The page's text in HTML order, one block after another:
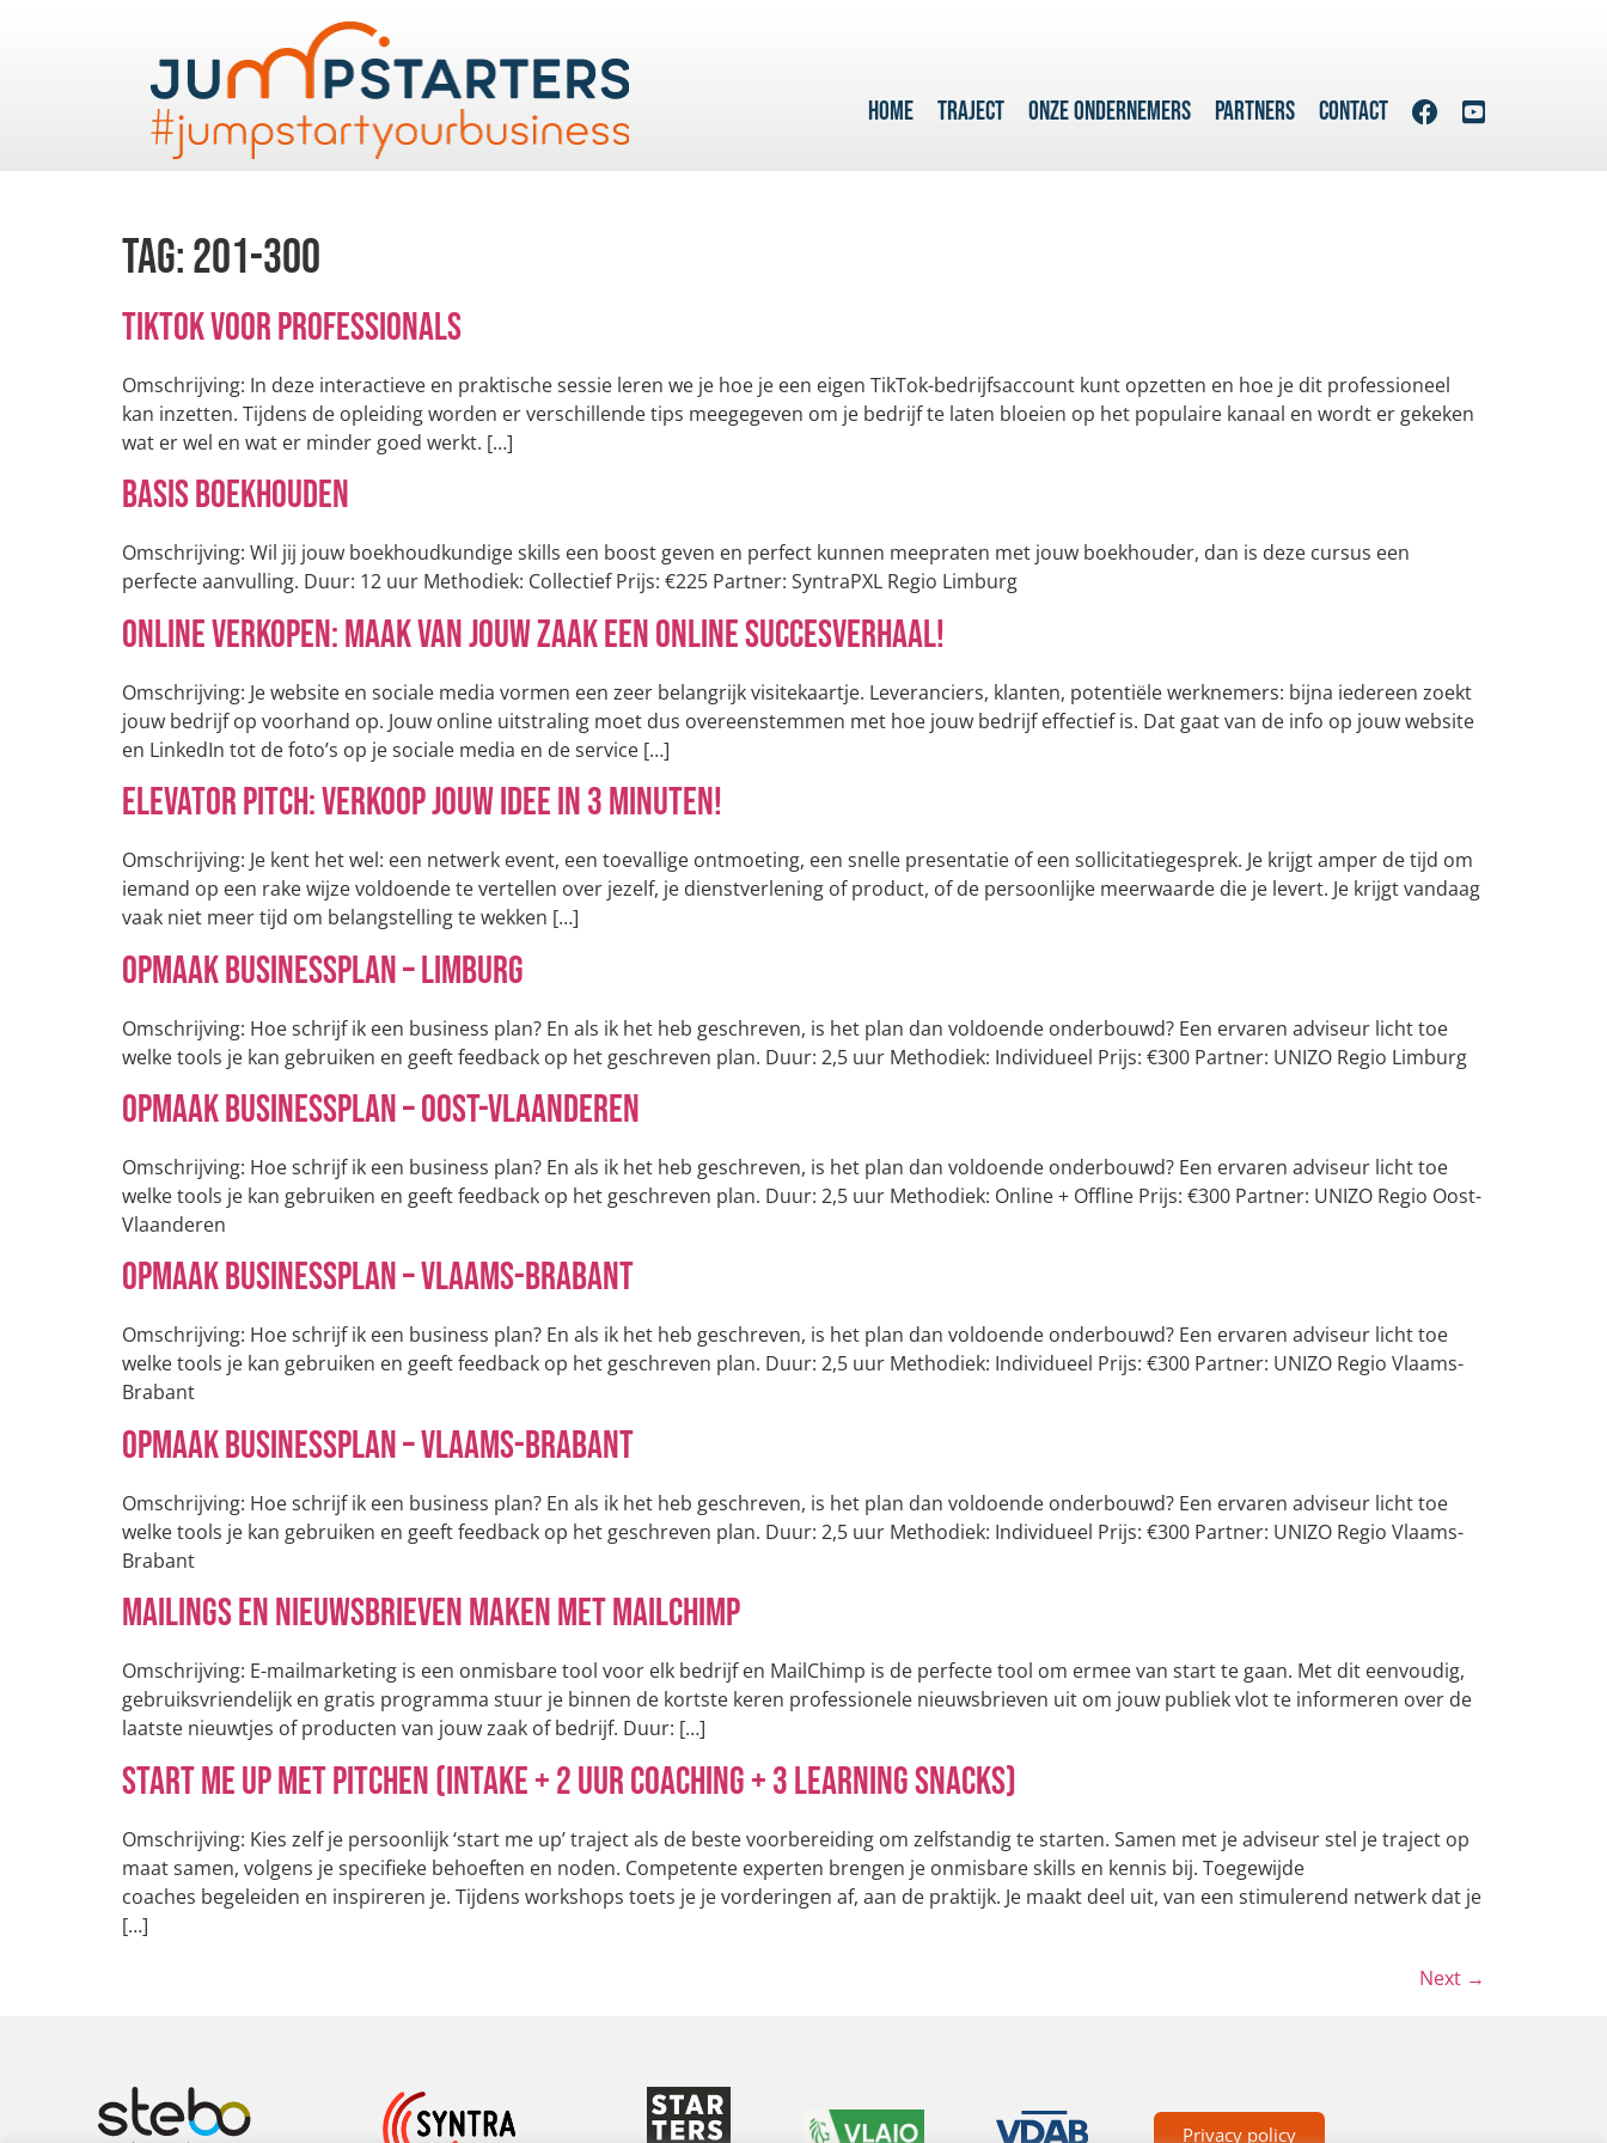
HOME TRAJECT ONZE ONDERNEMERS PARTNERS CONTACT
Tag:201-300
TikTok voor Professionals
Omschrijving: In deze interactieve en praktische sessie leren we je hoe je een eigen TikTok-bedrijfsaccount kunt opzetten en hoe je dit professioneel
kan inzetten. Tijdens de opleiding worden er verschillende tips meegegeven om je bedrijf te laten bloeien op het populaire kanaal en wordt er gekeken
wat er wel en wat er minder goed werkt. […]
Basis boekhouden
Omschrijving: Wil jij jouw boekhoudkundige skills een boost geven en perfect kunnen meepraten met jouw boekhouder, dan is deze cursus een
perfecte aanvulling. Duur: 12 uur Methodiek: Collectief Prijs: €225 Partner: SyntraPXL Regio Limburg
Online verkopen: Maak van jouw zaak een online succesverhaal!
Omschrijving: Je website en sociale media vormen een zeer belangrijk visitekaartje. Leveranciers, klanten, potentiële werknemers: bijna iedereen zoekt
jouw bedrijf op voorhand op. Jouw online uitstraling moet dus overeenstemmen met hoe jouw bedrijf effectief is. Dat gaat van de info op jouw website
en LinkedIn tot de foto’s op je sociale media en de service […]
Elevator Pitch: verkoop jouw idee in 3 minuten!
Omschrijving: Je kent het wel: een netwerk event, een toevallige ontmoeting, een snelle presentatie of een sollicitatiegesprek. Je krijgt amper de tijd om
iemand op een rake wijze voldoende te vertellen over jezelf, je dienstverlening of product, of de persoonlijke meerwaarde die je levert. Je krijgt vandaag
vaak niet meer tijd om belangstelling te wekken […]
Opmaak Businessplan – Limburg
Omschrijving: Hoe schrijf ik een business plan? En als ik het heb geschreven, is het plan dan voldoende onderbouwd? Een ervaren adviseur licht toe
welke tools je kan gebruiken en geeft feedback op het geschreven plan. Duur: 2,5 uur Methodiek: Individueel Prijs: €300 Partner: UNIZO Regio Limburg
Opmaak Businessplan – Oost-Vlaanderen
Omschrijving: Hoe schrijf ik een business plan? En als ik het heb geschreven, is het plan dan voldoende onderbouwd? Een ervaren adviseur licht toe
welke tools je kan gebruiken en geeft feedback op het geschreven plan. Duur: 2,5 uur Methodiek: Online + Offline Prijs: €300 Partner: UNIZO Regio Oost-
Vlaanderen
Opmaak Businessplan – Vlaams-Brabant
Omschrijving: Hoe schrijf ik een business plan? En als ik het heb geschreven, is het plan dan voldoende onderbouwd? Een ervaren adviseur licht toe
welke tools je kan gebruiken en geeft feedback op het geschreven plan. Duur: 2,5 uur Methodiek: Individueel Prijs: €300 Partner: UNIZO Regio Vlaams-
Brabant
Opmaak Businessplan – Vlaams-Brabant
Omschrijving: Hoe schrijf ik een business plan? En als ik het heb geschreven, is het plan dan voldoende onderbouwd? Een ervaren adviseur licht toe
welke tools je kan gebruiken en geeft feedback op het geschreven plan. Duur: 2,5 uur Methodiek: Individueel Prijs: €300 Partner: UNIZO Regio Vlaams-
Brabant
Mailings en nieuwsbrieven maken met MailChimp
Omschrijving: E-mailmarketing is een onmisbare tool voor elk bedrijf en MailChimp is de perfecte tool om ermee van start te gaan. Met dit eenvoudig,
gebruiksvriendelijk en gratis programma stuur je binnen de kortste keren professionele nieuwsbrieven uit om jouw publiek vlot te informeren over de
laatste nieuwtjes of producten van jouw zaak of bedrijf. Duur: […]
Start me up met pitchen (Intake + 2 uur coaching + 3 learning snacks)
Omschrijving: Kies zelf je persoonlijk ‘start me up’ traject als de beste voorbereiding om zelfstandig te starten. Samen met je adviseur stel je traject op
maat samen, volgens je specifieke behoeften en noden. Competente experten brengen je onmisbare skills en kennis bij. Toegewijde
coaches begeleiden en inspireren je. Tijdens workshops toets je je vorderingen af, aan de praktijk. Je maakt deel uit, van een stimulerend netwerk dat je
[…]
Next →
Privacy policy